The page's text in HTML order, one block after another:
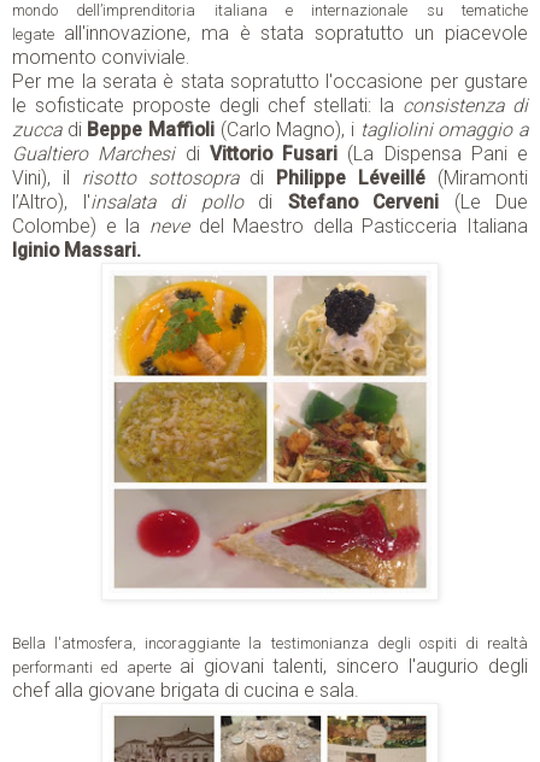
mondo dell’imprenditoria italiana e internazionale su tematiche
legate all'innovazione, ma è stata sopratutto un piacevole
momento conviviale.
Per me la serata è stata sopratutto l'occasione per gustare
le sofisticate proposte degli chef stellati: la consistenza di
zuccadi Beppe Maffioli (Carlo Magno), i tagliolini omaggio a
Gualtiero MarchesidiVittorio Fusari (La Dispensa Pani e
Vini), il risotto sottosopradi Philippe Léveillé (Miramonti
l’Altro), l'insalata di pollodi Stefano Cerveni (Le Due
Colombe) e la nevedel Maestro della Pasticceria Italiana
Iginio Massari.
Bella l'atmosfera, incoraggiante la testimonianza degli ospiti di realtà
performanti ed aperte ai giovani talenti, sincero l'augurio degli
chef alla giovane brigata di cucina e sala.